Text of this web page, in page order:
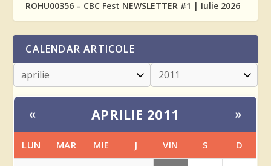
ROHU00356 – CBC Fest NEWSLETTER #1 | Iulie 2026
CALENDAR ARTICOLE
« APRILIE 2011 »
LUN MAR MIE J VIN S D